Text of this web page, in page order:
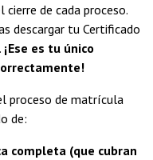
de cada proceso.
descargar tu Certificado
¡Ese es tu único
proceso de matrícula
de:
completa (que cubran